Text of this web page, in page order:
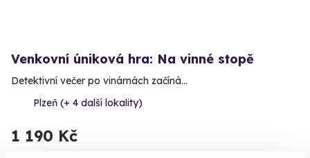
Venkovní úniková hra: Na vinné stopě
Detektivní večer po vinárnách začíná…
Plzeň (+ 4 další lokality)
1 190 Kč